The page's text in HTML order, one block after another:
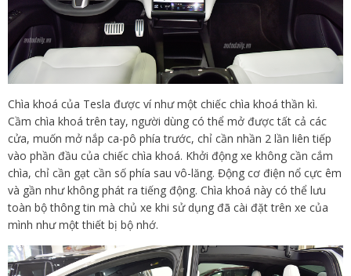
Chìa khoá của Tesla được ví như một chiếc chìa khoá thần kì.
Cầm chìa khoá trên tay, người dùng có thể mở được tất cả các
cửa, muốn mở nắp ca-pô phía trước, chỉ cần nhần 2 lần liên tiếp
vào phần đầu của chiếc chìa khoá. Khởi động xe không cần cắm
chìa, chỉ cần gạt cần số phía sau vô-lăng. Động cơ điện nổ cực êm
và gần như không phát ra tiếng động. Chìa khoá này có thể lưu
toàn bộ thông tin mà chủ xe khi sử dụng đã cài đặt trên xe của
mình như một thiết bị bộ nhớ.